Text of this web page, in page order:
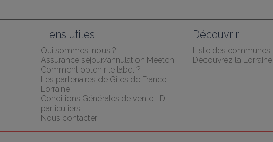
Liens utiles
Qui sommes-nous ?
Assurance séjour/annulation Meetch
Comment obtenir le label ?
Les partenaires de Gîtes de France
Lorraine
Conditions Générales de vente LD
particuliers
Nous contacter
Découvrir
Liste des communes
Découvrez la Lorraine